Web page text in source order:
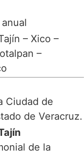
– Xico –
–
Ciudad de
de Veracruz.
de la